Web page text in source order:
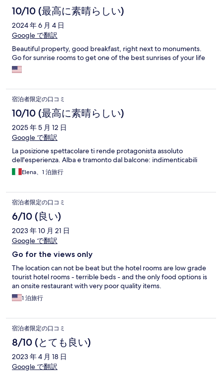
コ
ミ
10/10 (最高に素晴らしい)
2024 年 6 月 4 日
Google で翻訳
Beautiful property, good breakfast, right next to monuments.
Go for sunrise rooms to get one of the best sunrises of your life
宿泊者限定の口コミ
10/10 (最高に素晴らしい)
2025 年 5 月 12 日
Google で翻訳
La posizione spettacolare ti rende protagonista assoluto
dell'esperienza. Alba e tramonto dal balcone: indimenticabili
Elena、1 泊旅行
宿泊者限定の口コミ
6/10 (良い)
2023 年 10 月 21 日
Google で翻訳
Go for the views only
The location can not be beat but the hotel rooms are low grade
tourist hotel rooms - terrible beds - and the only food options is
an onsite restaurant with very poor quality items.
1 泊旅行
宿泊者限定の口コミ
8/10 (とても良い)
2023 年 4 月 18 日
Google で翻訳